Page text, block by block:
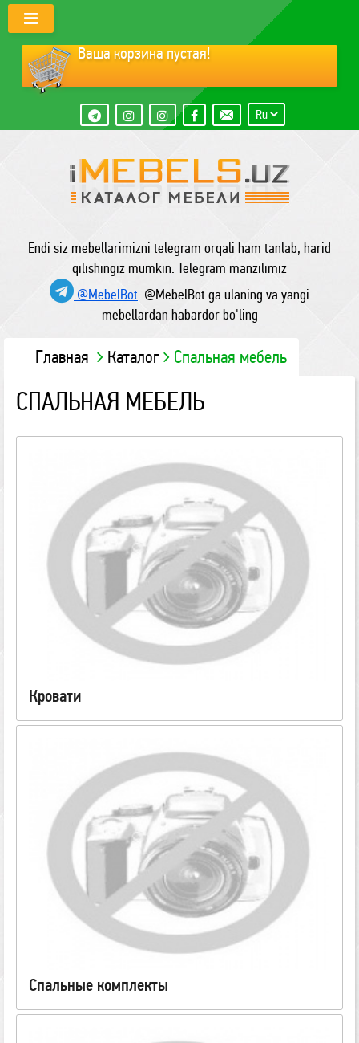
Ваша корзина пустая!
Endi siz mebellarimizni telegram orqali ham tanlab, harid
qilishingiz mumkin. Telegram manzilimiz
@MebelBot. @MebelBot ga ulaning va yangi
mebellardan habardor bo'ling
Главная Каталог Спальная мебель
СПАЛЬНАЯ МЕБЕЛЬ
Кровати
Спальные комплекты